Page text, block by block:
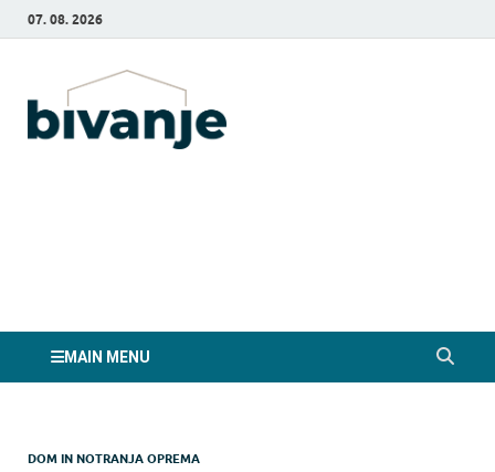
07. 08. 2026
MAIN MENU
DOM IN NOTRANJA OPREMA